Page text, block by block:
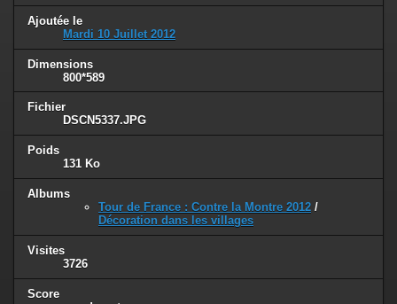
Ajoutée le
Mardi 10 Juillet 2012
Dimensions
800*589
Fichier
DSCN5337.JPG
Poids
131 Ko
Albums
Tour de France : Contre la Montre 2012 /
Décoration dans les villages
Visites
3726
Score